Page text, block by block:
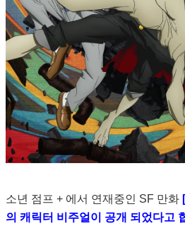
소년 점프 + 에서 연재중인 SF 만화
의 캐릭터 비주얼이 공개 되었다고